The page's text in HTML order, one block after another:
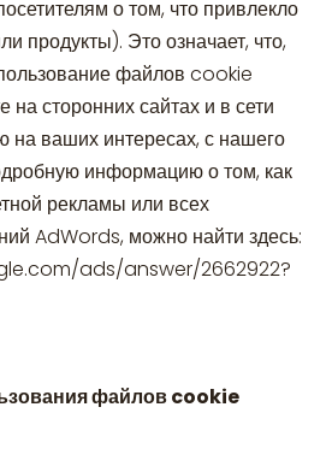
о том, что привлекло
продукты). Это означает, что,
файлов cookie
сторонних сайтах и в сети
на ваших интересах, с нашего
информацию о том, как
рекламы или всех
AdWords, можно найти здесь:
ads/answer/2662922?
файлов cookie